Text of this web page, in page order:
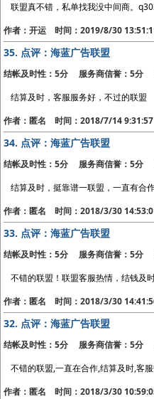
联盟真不错，私单找我没中间商。
作者：开运 时间：2019/8/30
35. 点评：海蓝广告联盟
结帐及时性：5分 服务商信誉：5分
结算及时，客服服务好，不过的联盟
作者：匿名 时间：2018/7/14
34. 点评：海蓝广告联盟
结帐及时性：5分 服务商信誉：5分
结算及时，挺靠谱一联盟，一直有合
作者：匿名 时间：2018/3/30
33. 点评：海蓝广告联盟
结帐及时性：5分 服务商信誉：5分
不错的联盟！联盟客服热情，结钱及
作者：匿名 时间：2018/3/30
32. 点评：海蓝广告联盟
结帐及时性：5分 服务商信誉：5分
不错的联盟,一直在合作,结算及时,客
作者：匿名 时间：2018/3/30